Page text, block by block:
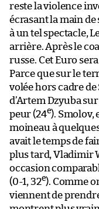
reste la violence
écrasant la main
à un tel spectacle,
arrière. Après le
russe. Cet Euro
Parce que sur le
volée hors cadre de
d’Artem Dzyuba
peur (24e). Smolov,
moineau à
avait le temps de
plus tard, Vladimir
occasion
(0-1, 32e). Comme
viennent de